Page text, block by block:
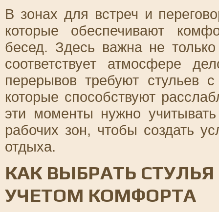
В зонах для встреч и
которые обеспечивают
бесед. Здесь важна не
соответствует атмосфере
перерывов требуют стульев
которые способствуют
эти моменты нужно
рабочих зон, чтобы создать
отдыха.
КАК ВЫБРАТЬ
УЧЕТОМ КОМФОРТА